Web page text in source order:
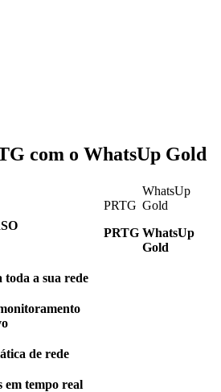
com o WhatsUp Gold
PRTG
PRTG
WhatsUp
Gold
WhatsUp
Gold
a sua rede
de rede
em tempo real